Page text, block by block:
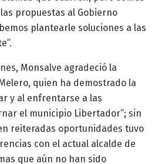
propuestas al Gobierno
plantearle soluciones a las
Monsalve agradeció la
quien ha demostrado la
y al enfrentarse a las
el municipio Libertador”; sin
reiteradas oportunidades tuvo
con el actual alcalde de
que aún no han sido